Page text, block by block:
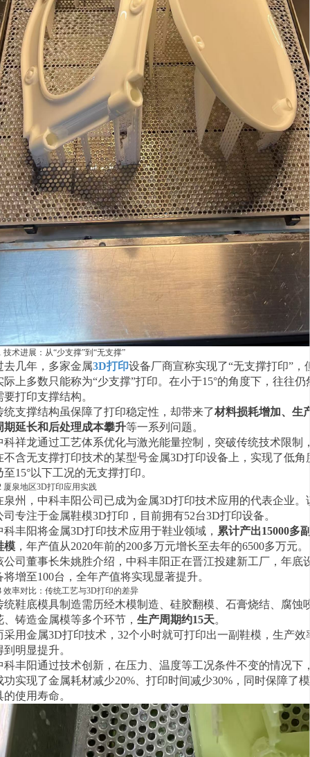
技术进展：从“少支撑”到“无支撑”
去几年，多家金属3D打印设备厂商宣称实现了“无支撑打印”，
际上多数只能称为“少支撑”打印。在小于15°的角度下，往往仍
要打印支撑结构。
统支撑结构虽保障了打印稳定性，却带来了材料损耗增加、生
期延长和后处理成本攀升等一系列问题。
科祥龙通过工艺体系优化与激光能量控制，突破传统技术限制
不含无支撑打印技术的某型号金属3D打印设备上，实现了低角
至15°以下工况的无支撑打印。
厦泉地区3D打印应用实践
泉州，中科丰阳公司已成为金属3D打印技术应用的代表企业。
司专注于金属鞋模3D打印，目前拥有52台3D打印设备。
科丰阳将金属3D打印技术应用于鞋业领域， 累计产出15000多
模，年产值从2020年前的200多万元增长至去年的6500多万元。
公司董事长朱姚胜介绍，中科丰阳正在晋江投建新工厂，年底
将增至100台，全年产值将实现显著提升。
效率对比：传统工艺与3D打印的差异
统鞋底模具制造需历经木模制造、硅胶翻模、石膏烧结、腐蚀
、铸造金属模等多个环节， 生产周期约15天。
采用金属3D打印技术，32个小时就可打印出一副鞋模，生产效
到明显提升。
科丰阳通过技术创新，在压力、温度等工况条件不变的情况下
功实现了金属耗材减少20%、打印时间减少30%，同时保障了模
的使用寿命。